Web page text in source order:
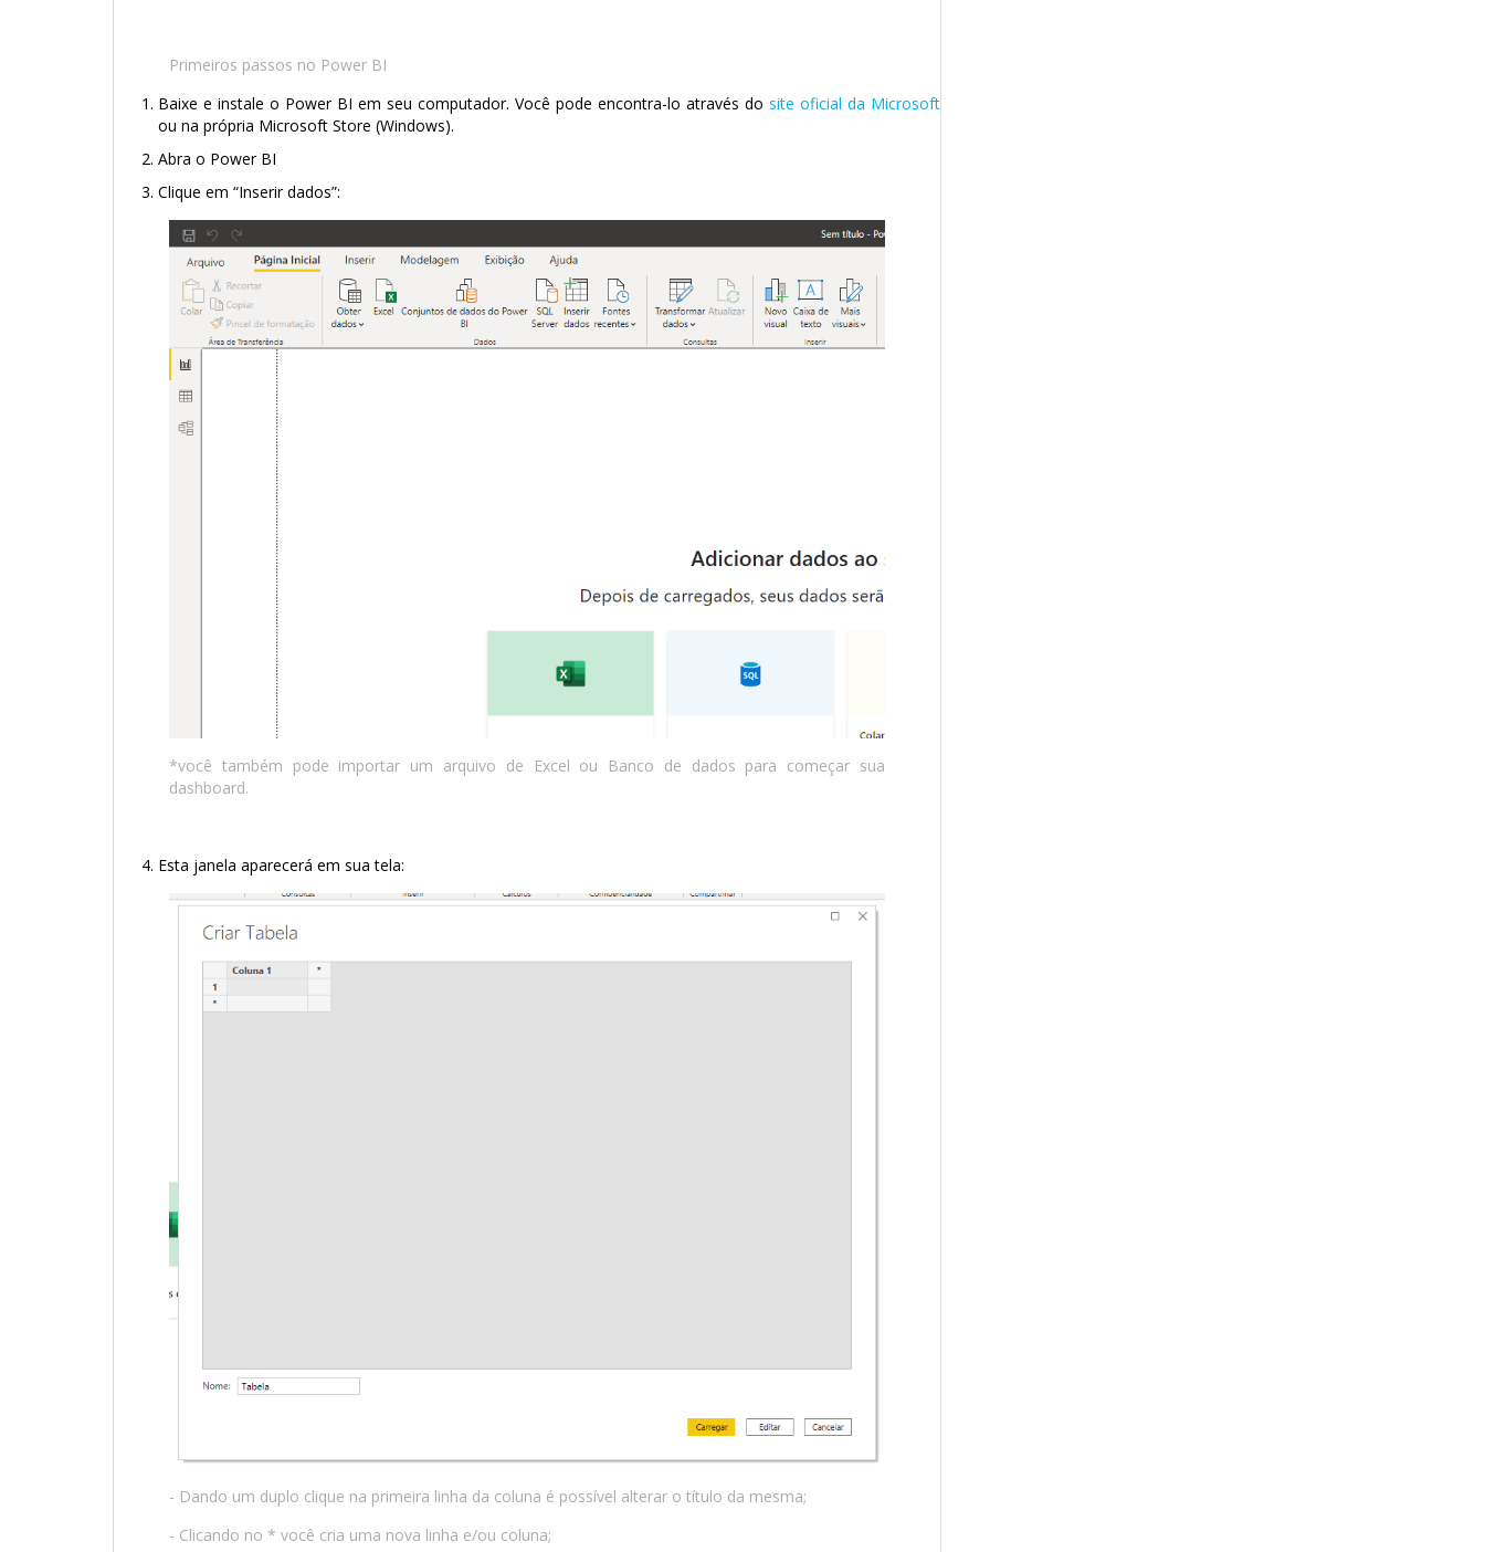
Primeiros passos no Power BI
Baixe e instale o Power BI em seu computador. Você pode encontra-lo através do site oficial da Microsoft
ou na própria Microsoft Store (Windows).
Abra o Power BI
Clique em “Inserir dados”:
*você também pode importar um arquivo de Excel ou Banco de dados para começar sua
dashboard.
Esta janela aparecerá em sua tela:
- Dando um duplo clique na primeira linha da coluna é possível alterar o título da mesma;
- Clicando no * você cria uma nova linha e/ou coluna;